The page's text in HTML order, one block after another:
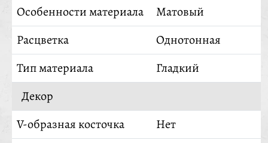
Особенности материала
Матовый
Расцветка
Однотонная
Тип материала
Гладкий
Декор
V-образная косточка
Нет